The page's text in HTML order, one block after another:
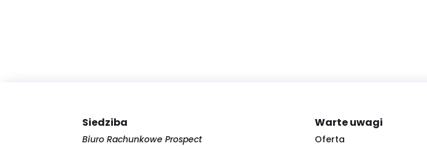
Siedziba
Biuro Rachunkowe Prospect
Warte uwagi
Oferta